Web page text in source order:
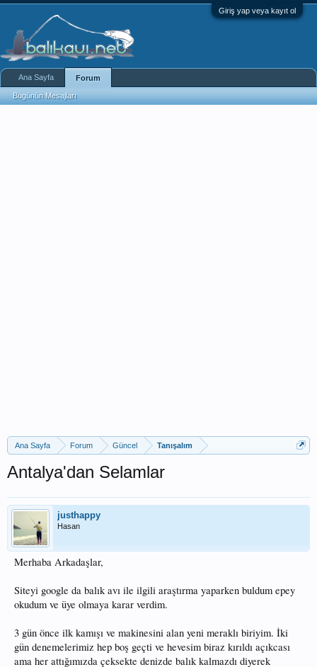
Giriş yap veya kayıt ol
Ana Sayfa Forum Güncel Tanışalım
Antalya'dan Selamlar
justhappy
Hasan
Merhaba Arkadaşlar,
Siteyi google da balık avı ile ilgili araştırma yaparken buldum epey
okudum ve üye olmaya karar verdim.
3 gün önce ilk kamışı ve makinesini alan yeni meraklı biriyim. İki
gün denemelerimiz hep boş geçti ve hevesim biraz kırıldı açıkcası
ama her attığımızda çeksekte denizde balık kalmazdı diyerek
Ana Sayfa Forum
Bugünün Mesajları